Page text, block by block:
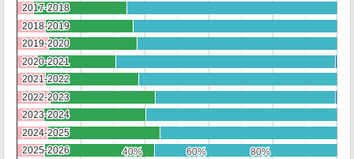
40%
40% 60%
60% 80%
80%
2017-2018
2017-2018
2018-2019
2018-2019
2019-2020
2019-2020
2020-2021
2020-2021
2021-2022
2021-2022
2022-2023
2022-2023
2023-2024
2023-2024
2024-2025
2024-2025
2025-2026
2025-2026